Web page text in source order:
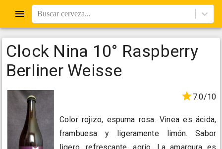
Buscar cerveza...
Clock Nina 10° Raspberry
Berliner Weisse
7.0/10
Color rojizo, espuma rosa. Vinea es ácida,
frambuesa y ligeramente limón. Sabor